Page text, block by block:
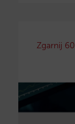
Zgarnij